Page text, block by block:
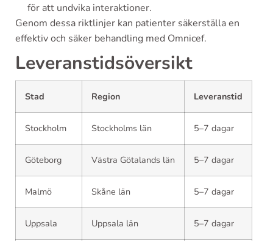
för att undvika interaktioner.
Genom dessa riktlinjer kan patienter säkerställa en
effektiv och säker behandling med Omnicef.
Leveranstidsöversikt
Stad Region Leveranstid
Stockholm Stockholms län 5–7 dagar
Göteborg Västra Götalands län 5–7 dagar
Malmö Skåne län 5–7 dagar
Uppsala Uppsala län 5–7 dagar